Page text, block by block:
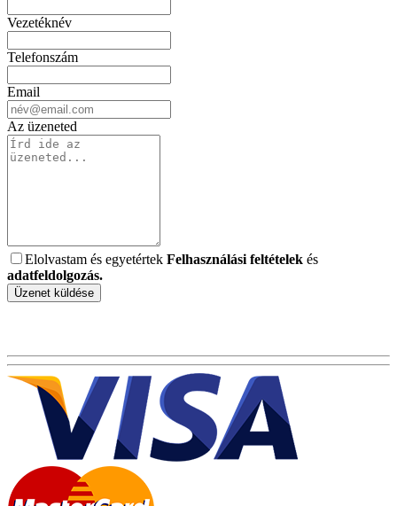
Vezetéknév
Telefonszám
Email
Az üzeneted
Elolvastam és egyetértek Felhasználási feltételek és
adatfeldolgozás.
Üzenet küldése